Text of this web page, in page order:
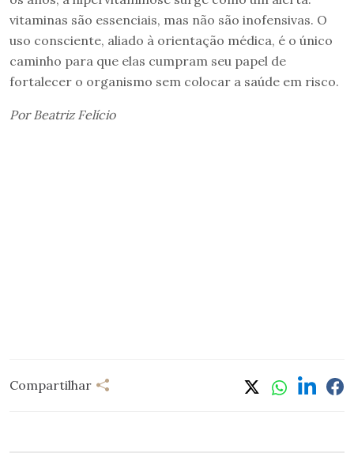
vitaminas são essenciais, mas não são inofensivas. O
uso consciente, aliado à orientação médica, é o único
caminho para que elas cumpram seu papel de
fortalecer o organismo sem colocar a saúde em risco.
Por Beatriz Felício
Compartilhar